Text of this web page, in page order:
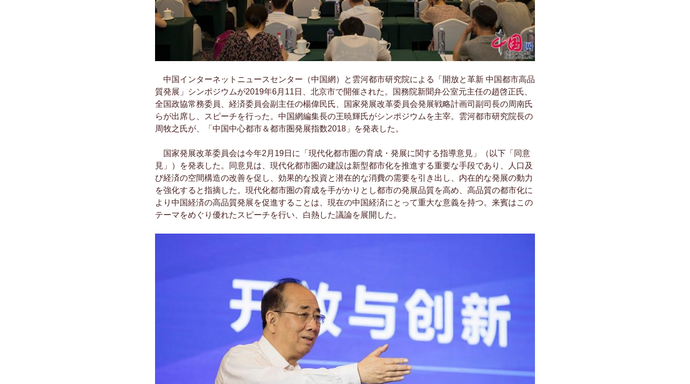
中国インターネットニュースセンター（中国網）と雲河都市研究院による「開放と革新 中国都市高品
質発展」シンポジウムが2019年6月11日、北京市で開催された。国務院新聞弁公室元主任の趙啓正氏、
全国政協常務委員、経済委員会副主任の楊偉民氏、国家発展改革委員会発展戦略計画司副司長の周南氏
らが出席し、スピーチを行った。中国網編集長の王暁輝氏がシンポジウムを主宰。雲河都市研究院長の
周牧之氏が、「中国中心都市＆都市圏発展指数2018」を発表した。
国家発展改革委員会は今年2月19日に「現代化都市圏の育成・発展に関する指導意見」（以下「同意
見」）を発表した。同意見は、現代化都市圏の建設は新型都市化を推進する重要な手段であり、人口及
び経済の空間構造の改善を促し、効果的な投資と潜在的な消費の需要を引き出し、内在的な発展の動力
を強化すると指摘した。現代化都市圏の育成を手がかりとし都市の発展品質を高め、高品質の都市化に
より中国経済の高品質発展を促進することは、現在の中国経済にとって重大な意義を持つ。来賓はこの
テーマをめぐり優れたスピーチを行い、白熱した議論を展開した。